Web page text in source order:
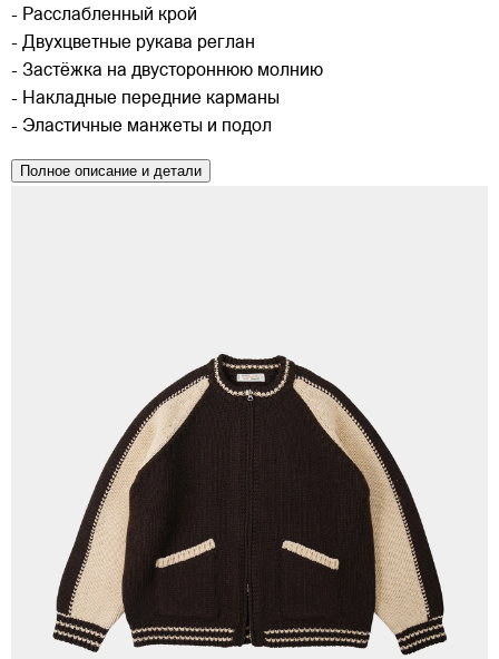
- Расслабленный крой
- Двухцветные рукава реглан
- Застёжка на двустороннюю молнию
- Накладные передние карманы
- Эластичные манжеты и подол
Полное описание и детали